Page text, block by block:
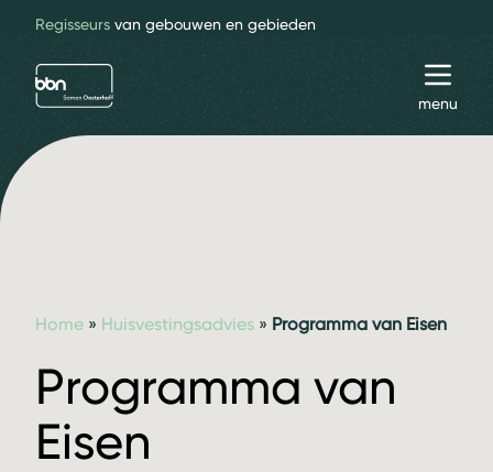
Regisseurs van gebouwen en gebieden
bbn adviseurs
menu
Home » Huisvestingsadvies » Programma van Eisen
Programma van
Eisen